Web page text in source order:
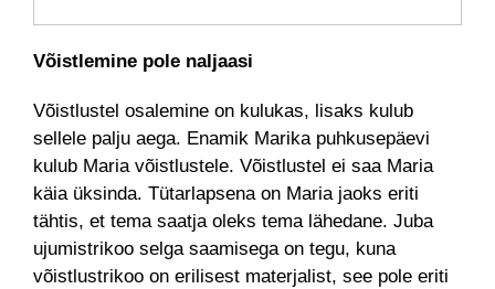
Võistlemine pole naljaasi
Võistlustel osalemine on kulukas, lisaks kulub
sellele palju aega. Enamik Marika puhkusepäevi
kulub Maria võistlustele. Võistlustel ei saa Maria
käia üksinda. Tütarlapsena on Maria jaoks eriti
tähtis, et tema saatja oleks tema lähedane. Juba
ujumistrikoo selga saamisega on tegu, kuna
võistlustrikoo on erilisest materjalist, see pole eriti